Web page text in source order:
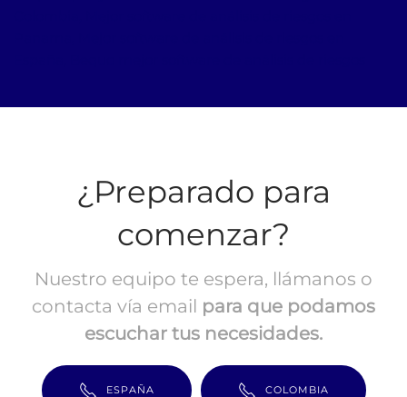
¿Preparado para
comenzar?
Nuestro equipo te espera, llámanos o
contacta vía email para que podamos
escuchar tus necesidades.
ESPAÑA COLOMBIA